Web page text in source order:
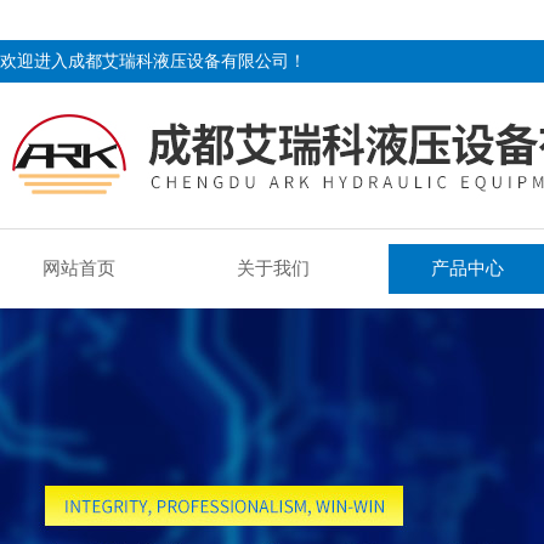
欢迎进入成都艾瑞科液压设备有限公司！
网站首页 关于我们 产品中心